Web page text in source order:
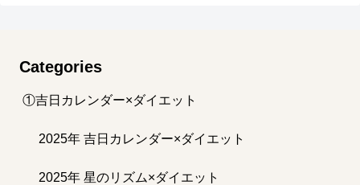
Categories
①吉日カレンダー×ダイエット
2025年 吉日カレンダー×ダイエット
2025年 星のリズム×ダイエット